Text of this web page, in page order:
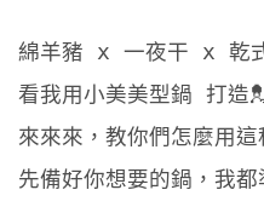
綿羊豬 x 一夜干 x 乾
看我用小美美型鍋 打造
來來來，教你們怎麼用這
先備好你想要的鍋，我